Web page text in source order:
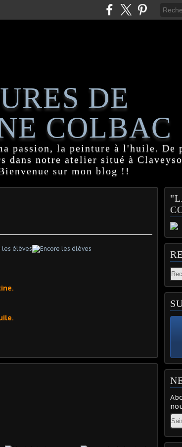
DE
COLBAC
passion, la peinture à l'huile. De
dans notre atelier situé à
sur mon blog !!